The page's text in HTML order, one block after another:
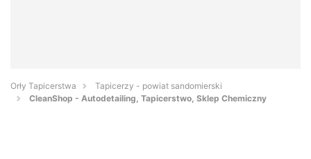
Orły Tapicerstwa
Tapicerzy - powiat sandomierski
CleanShop - Autodetailing, Tapicerstwo, Sklep Chemiczny